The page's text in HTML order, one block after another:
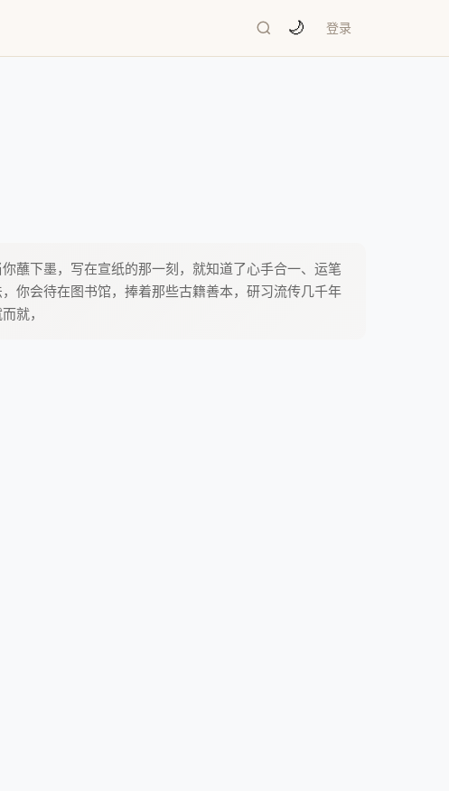
🌙 登录
蘸下墨，写在宣纸的那一刻，就知道了心手合一、运笔
你会待在图书馆，捧着那些古籍善本，研习流传几千年
就，